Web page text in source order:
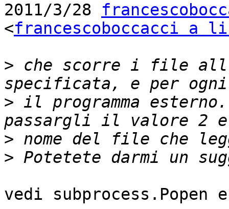
2011/3/28
<francescoboccacci a
> che scorre i file
> il programma
>
>